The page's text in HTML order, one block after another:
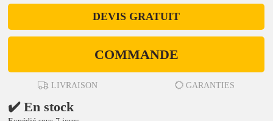
DEVIS GRATUIT
COMMANDE
LIVRAISON GARANTIES
✔️ En stock